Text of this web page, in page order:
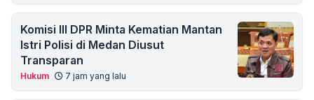
Komisi III DPR Minta Kematian Mantan
Istri Polisi di Medan Diusut
Transparan
Hukum 7 jam yang lalu